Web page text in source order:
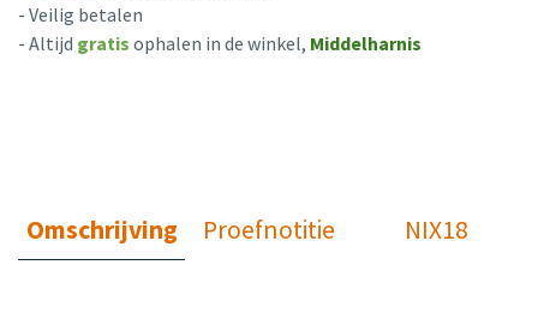
- Veilig betalen
- Altijd gratis ophalen in de winkel, Middelharnis
Omschrijving Proefnotitie NIX18